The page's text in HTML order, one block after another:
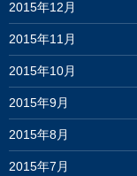
2015年12月
2015年11月
2015年10月
2015年9月
2015年8月
2015年7月